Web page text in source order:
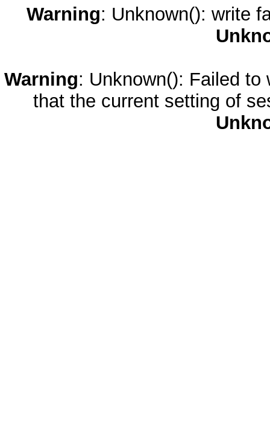
Warning: Unknown(): write
Warning: Unknown(): Failed
that the current setting of